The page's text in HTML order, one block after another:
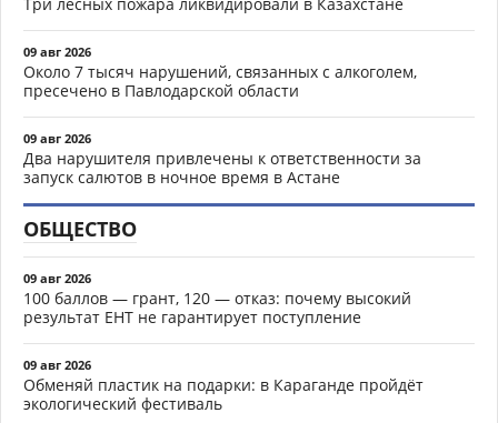
Три лесных пожара ликвидировали в Казахстане
09 авг 2026
Около 7 тысяч нарушений, связанных с алкоголем,
пресечено в Павлодарской области
09 авг 2026
Два нарушителя привлечены к ответственности за
запуск салютов в ночное время в Астане
ОБЩЕСТВО
09 авг 2026
100 баллов — грант, 120 — отказ: почему высокий
результат ЕНТ не гарантирует поступление
09 авг 2026
Обменяй пластик на подарки: в Караганде пройдёт
экологический фестиваль